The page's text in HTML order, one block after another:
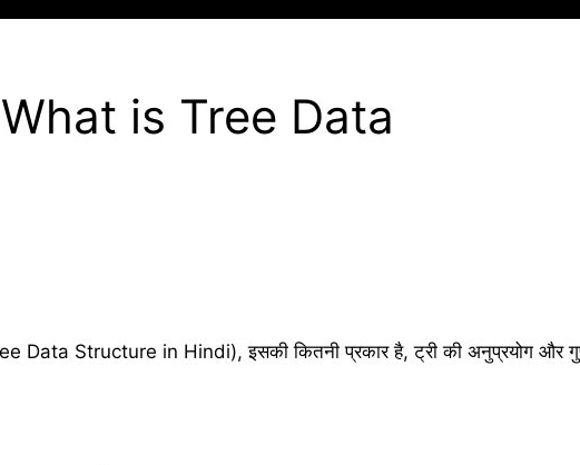
What is Tree Data
Data Structure in Hindi), इसकी कितनी प्रकार है, ट्री की अनुप्रयोग और